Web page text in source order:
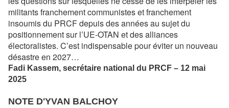
militants franchement communistes et franchement
insoumis du PRCF depuis des années au sujet du
positionnement sur l’UE-OTAN et des alliances
électoralistes. C’est indispensable pour éviter un nouveau
désastre en 2027…
Fadi Kassem, secrétaire national du PRCF – 12 mai
2025
NOTE D'YVAN BALCHOY